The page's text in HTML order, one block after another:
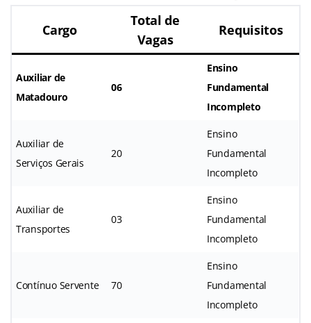
Cargo
Total de
Vagas
Requisitos
Auxiliar de
Matadouro
06
Ensino
Fundamental
Incompleto
Auxiliar de
Serviços Gerais
20
Ensino
Fundamental
Incompleto
Auxiliar de
Transportes
03
Ensino
Fundamental
Incompleto
Contínuo Servente 70
Ensino
Fundamental
Incompleto